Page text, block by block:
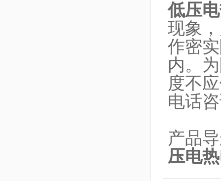
低压
现象
作密
内。
度不
电话
产品
压电